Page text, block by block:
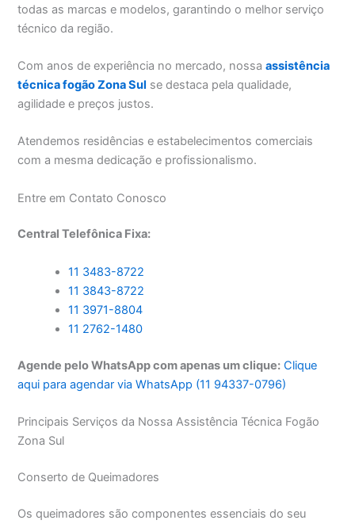
todas as marcas e modelos, garantindo o melhor serviço
técnico da região.
Com anos de experiência no mercado, nossaassistência
técnica fogão Zona Sul se destaca pela qualidade,
agilidade e preços justos.
Atendemos residências e estabelecimentos comerciais
com a mesma dedicação e profissionalismo.
Entre em Contato Conosco
Central Telefônica Fixa:
11 3483-8722
11 3843-8722
11 3971-8804
11 2762-1480
Agende pelo WhatsApp com apenas um clique: Clique
aqui para agendar via WhatsApp (11 94337-0796)
Principais Serviços da Nossa Assistência Técnica Fogão
Zona Sul
Conserto de Queimadores
Os queimadores são componentes essenciais do seu